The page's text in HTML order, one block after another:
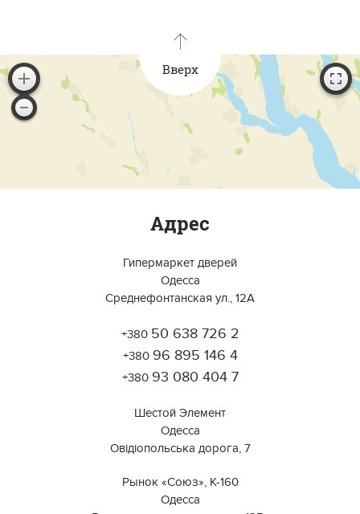
Работает на API 2ГИС
Для корректной работы Raster JS API нужен ключ. Помощь:
Вверх
Адрес
Гипермаркет дверей
Одесса
Среднефонтанская ул., 12А
+380 50 638 726 2
+380 96 895 146 4
+380 93 080 404 7
Шестой Элемент
Одесса
Овідіопольська дорога, 7
Рынок «Союз», К-160
Одесса